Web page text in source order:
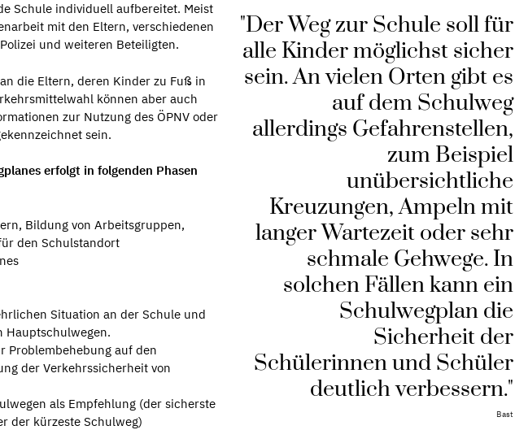
"Der Weg zur Schule soll für
alle Kinder möglichst sicher
sein. An vielen Orten gibt es
auf dem Schulweg
allerdings Gefahrenstellen,
zum Beispiel
unübersichtliche
Kreuzungen, Ampeln mit
langer Wartezeit oder sehr
schmale Gehwege. In
solchen Fällen kann ein
Schulwegplan die
Sicherheit der
Schülerinnen und Schüler
deutlich verbessern."
Bast
Schule individuell aufbereitet. Meist
mit den Eltern, verschiedenen
und weiteren Beteiligten.
die Eltern, deren Kinder zu Fuß in
können aber auch
zur Nutzung des ÖPNV oder
sein.
erfolgt in folgenden Phasen
Bildung von Arbeitsgruppen,
den Schulstandort
Situation an der Schule und
Hauptschulwegen.
Problembehebung auf den
der Verkehrssicherheit von
als Empfehlung (der sicherste
der kürzeste Schulweg)